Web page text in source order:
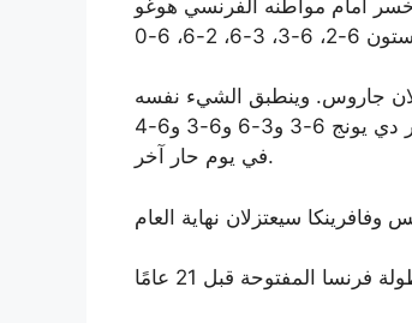
أمام مواطنه الفرنسي هوغو
لمونفيس البالغ من العمر 39 عامًا في رولان جاروس. وينطبق الشيء نفسه
على فافرينكا البالغ عمره 41 عاما، الذي خسر في وقت سابق أمام يسبر دي يونج 6-3 و3-6 و6-3 و6-4
في يوم حار آخر.